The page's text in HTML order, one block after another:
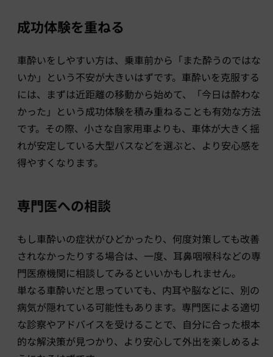
成功体験を重ねる
車酔いをしやすい方は、乗車前から「また酔うのではな
いか」という不安が大きいはずです。車酔いを克服する
には、まずは近距離の移動から始めて、「今日は酔わな
かった」という成功体験を積み重ねることも有効な方法
です。その際、小さな自家用車よりも、車体が大きく揺
れが安定している大型バスなどを選ぶと、より安心感を
得やすくなります。
専門医への相談
もし車酔いの症状がひどかったり、何度対策しても改善
されなかったりする場合は、一度、耳鼻咽喉科などの専
門医療機関に相談してみるといいかもしれません。
単なる車酔いだと思っていても、内耳や脳などに、別の
病気が隠れている可能性もあります。専門医による適切
な診察やアドバイスを受けることで、自分に合った根本
的な解決策が見つかり、より安心して外出を楽しめるよ